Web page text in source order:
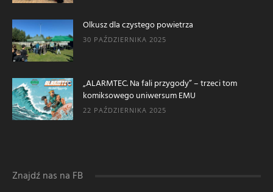
Olkusz dla czystego powietrza
30 PAŹDZIERNIKA 2025
„ALARMTEC. Na fali przygody” – trzeci tom
komiksowego uniwersum EMU
22 PAŹDZIERNIKA 2025
Znajdź nas na FB